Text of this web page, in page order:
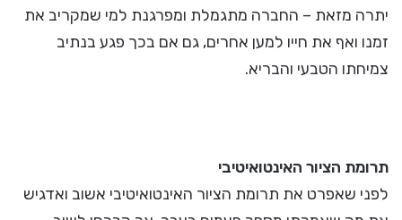
יתרה מזאת – החברה מתגמלת ומפרגנת למי שמקריב את
זמנו ואף את חייו למען אחרים, גם אם בכך פגע בנתיב
צמיחתו הטבעי והבריא.
תרומת הציור האינטואיטיבי
לפני שאפרט את תרומת הציור האינטואיטיבי אשוב ואדגיש